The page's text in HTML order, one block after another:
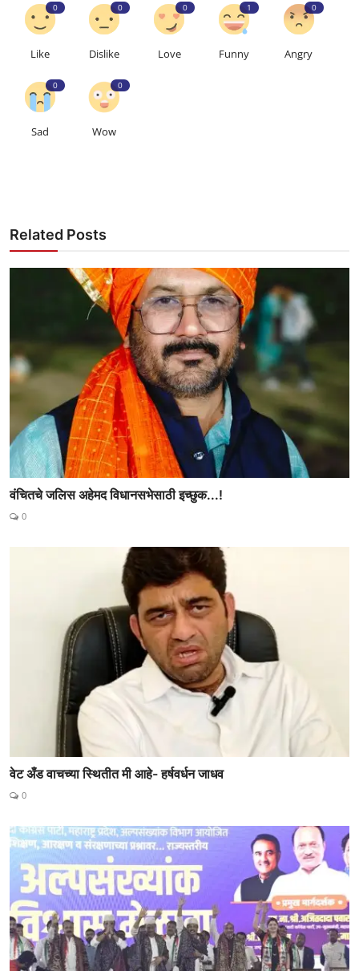
0
Like
0
Dislike
0
Love
1
Funny
0
Angry
0
Sad
0
Wow
Related Posts
वंचितचे जलिस अहेमद विधानसभेसाठी इच्छुक...!
0
वेट अँड वाचच्या स्थितीत मी आहे- हर्षवर्धन जाधव
0